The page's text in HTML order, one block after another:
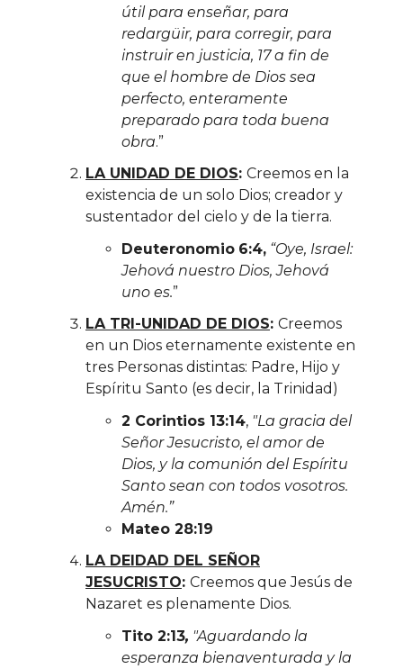
útil para enseñar, para
redargüir, para corregir, para
instruir en justicia, 17 a fin de
que el hombre de Dios sea
perfecto, enteramente
preparado para toda buena
obra.”
LA UNIDAD DE DIOS: Creemos en la
existencia de un solo Dios; creador y
sustentador del cielo y de la tierra.
Deuteronomio 6:4, “Oye, Israel:
Jehová nuestro Dios, Jehová
uno es.”
LA TRI-UNIDAD DE DIOS: Creemos
en un Dios eternamente existente en
tres Personas distintas: Padre, Hijo y
Espíritu Santo (es decir, la Trinidad)
2 Corintios 13:14, "La gracia del
Señor Jesucristo, el amor de
Dios, y la comunión del Espíritu
Santo sean con todos vosotros.
Amén.”
Mateo 28:19
LA DEIDAD DEL SEÑOR
JESUCRISTO: Creemos que Jesús de
Nazaret es plenamente Dios.
Tito 2:13, "Aguardando la
esperanza bienaventurada y la